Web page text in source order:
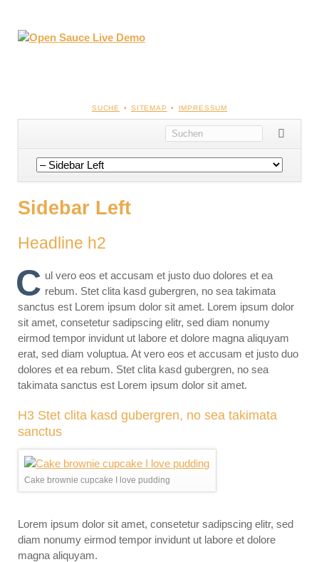
NAVIGATION
ÜBERSPRINGEN
SUCHE SITEMAP IMPRESSUM
Navigation
überspringen
Sidebar Left
Headline h2
C ul vero eos et accusam et justo duo dolores et ea
rebum. Stet clita kasd gubergren, no sea takimata
sanctus est Lorem ipsum dolor sit amet. Lorem ipsum dolor
sit amet, consetetur sadipscing elitr, sed diam nonumy
eirmod tempor invidunt ut labore et dolore magna aliquyam
erat, sed diam voluptua. At vero eos et accusam et justo duo
dolores et ea rebum. Stet clita kasd gubergren, no sea
takimata sanctus est Lorem ipsum dolor sit amet.
H3 Stet clita kasd gubergren, no sea takimata
sanctus
Cake brownie cupcake I love pudding
Lorem ipsum dolor sit amet, consetetur sadipscing elitr, sed
diam nonumy eirmod tempor invidunt ut labore et dolore
magna aliquyam.